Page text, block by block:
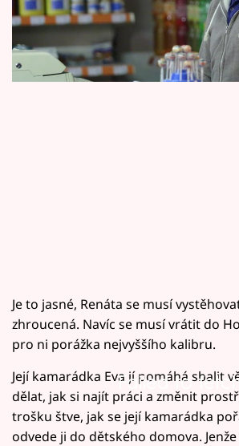
Sledujte prima+
Filmový festival Karlovy
se na Ohnivý kuře!
Je to jasné, Renáta se musí
zhroucená. Navíc se musí vrátit do
pro ni porážka nejvyššího kalibru.
Failed to
Její kamarádka Eva jí pomáhá sbalit
dělat, jak si najít práci a změnit
trošku štve, jak se její kamarádka
odvede ji do dětského domova.